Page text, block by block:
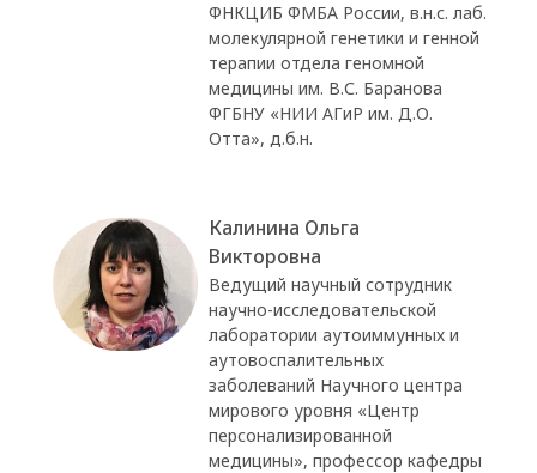
ФНКЦИБ ФМБА России, в.н.с. лаб.
молекулярной генетики и генной
терапии отдела геномной
медицины им. В.С. Баранова
ФГБНУ «НИИ АГиР им. Д.О.
Отта», д.б.н.
Калинина Ольга
Викторовна
Ведущий научный сотрудник
научно-исследовательской
лаборатории аутоиммунных и
аутовоспалительных
заболеваний Научного центра
мирового уровня «Центр
персонализированной
медицины», профессор кафедры